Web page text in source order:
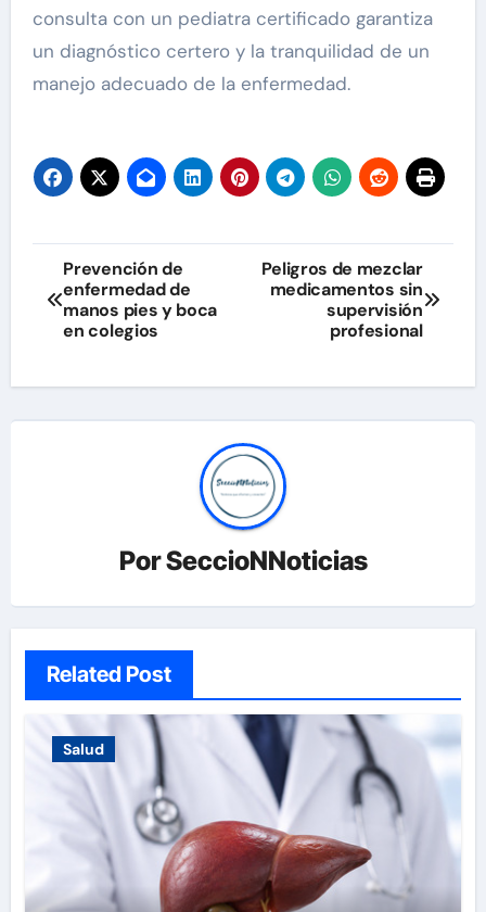
consulta con un pediatra certificado garantiza
un diagnóstico certero y la tranquilidad de un
manejo adecuado de la enfermedad.
Navegación
de
entradas
Prevención de
enfermedad de
manos pies y boca
en colegios
Peligros de mezclar
medicamentos sin
supervisión
profesional
PorSeccioNNoticias
Related Post
Salud